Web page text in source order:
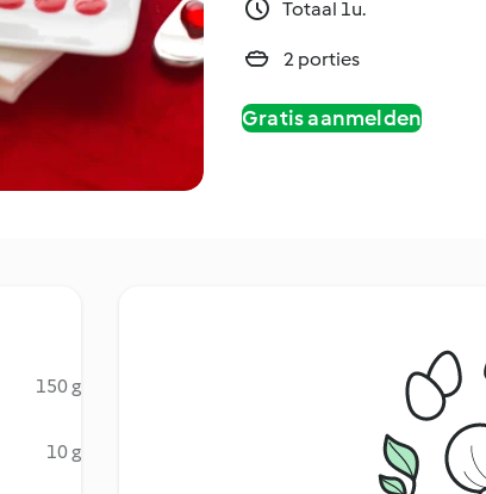
Totaal 1u.
2 porties
Gratis aanmelden
150 g
10 g